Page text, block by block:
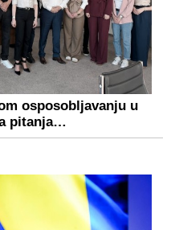
osposobljavanju u
pitanja…